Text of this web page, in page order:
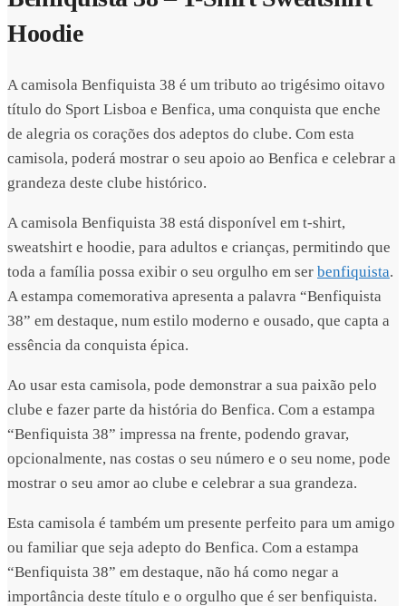
Hoodie
A camisola Benfiquista 38 é um tributo ao trigésimo oitavo
título do Sport Lisboa e Benfica, uma conquista que enche
de alegria os corações dos adeptos do clube. Com esta
camisola, poderá mostrar o seu apoio ao Benfica e celebrar a
grandeza deste clube histórico.
A camisola Benfiquista 38 está disponível em t-shirt,
sweatshirt e hoodie, para adultos e crianças, permitindo que
toda a família possa exibir o seu orgulho em ser benfiquista.
A estampa comemorativa apresenta a palavra “Benfiquista
38” em destaque, num estilo moderno e ousado, que capta a
essência da conquista épica.
Ao usar esta camisola, pode demonstrar a sua paixão pelo
clube e fazer parte da história do Benfica. Com a estampa
“Benfiquista 38” impressa na frente, podendo gravar,
opcionalmente, nas costas o seu número e o seu nome, pode
mostrar o seu amor ao clube e celebrar a sua grandeza.
Esta camisola é também um presente perfeito para um amigo
ou familiar que seja adepto do Benfica. Com a estampa
“Benfiquista 38” em destaque, não há como negar a
importância deste título e o orgulho que é ser benfiquista.